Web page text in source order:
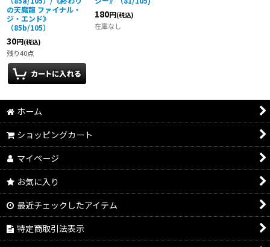
の天魔龍 ファイナル・
ジ・エンド》
（85b/105）
30円(税込)
残り40点
180円(税込)
在庫なし
ホーム
ショッピングカート
マイページ
お気に入り
最近チェックしたアイテム
特定商取引法表示